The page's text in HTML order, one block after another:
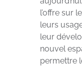
l’offre sur
leurs
leur
nouvel
permettre